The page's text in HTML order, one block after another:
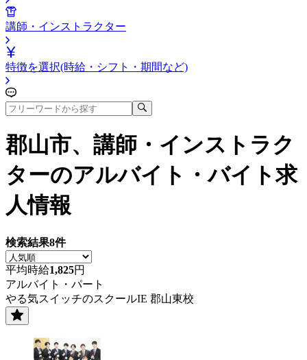
講師・インストラクター
特徴を選択(時給・シフト・期間など)
郡山市、講師・インストラク
ターのアルバイト・バイト求
人情報
検索結果8件
平均時給1,825円
アルバイト・パート
やる気スイッチのスクールIE 郡山東校